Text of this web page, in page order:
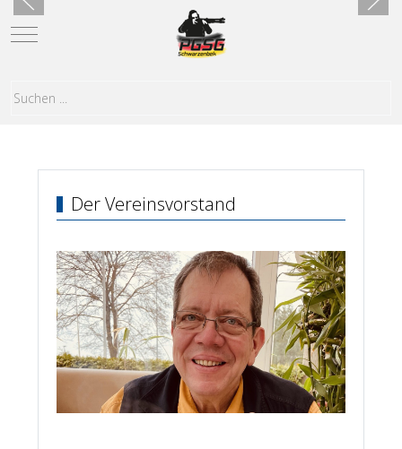
Mobile Menu Toggle
Der Vereinsvorstand